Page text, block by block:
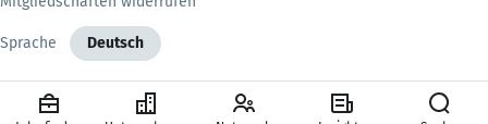
Sprache Deutsch